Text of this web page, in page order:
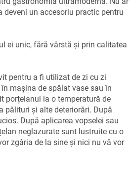
deveni un accesoriu practic pentru
ei unic, fără vârstă și prin calitatea
pentru a fi utilizat de zi cu zi
mașina de spălat vase sau în
porțelanul la o temperatură de
pălituri și alte deteriorări. După
După aplicarea vopselei sau
neglazurate sunt lustruite cu o
zgâria de la sine și nici nu vă vor